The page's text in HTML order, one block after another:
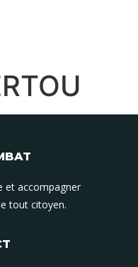
et accompagner
tout citoyen.